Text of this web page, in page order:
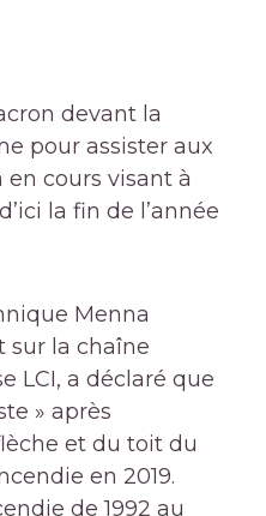
devant la
pour assister aux
cours visant à
la fin de l’année
Menna
sur la chaîne
LCI, a déclaré que
» après
et du toit du
en 2019.
de 1992 au